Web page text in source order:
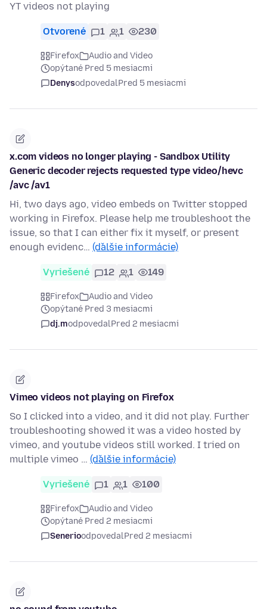
YT videos not playing
Otvorené 1 1 230
Firefox
Audio and Video
opýtané Pred 5 mesiacmi
DenysodpovedalPred 5 mesiacmi
x.com videos no longer playing - Sandbox Utility
Generic decoder rejects requested type video/hevc
/avc /av1
Hi, two days ago, video embeds on Twitter stopped
working in Firefox. Please help me troubleshoot the
issue, so that I can either fix it myself, or present
enough evidenc… (ďalšie informácie)
Vyriešené 12 1 149
Firefox
Audio and Video
opýtané Pred 3 mesiacmi
dj.modpovedalPred 2 mesiacmi
Vimeo videos not playing on Firefox
So I clicked into a video, and it did not play. Further
troubleshooting showed it was a video hosted by
vimeo, and youtube videos still worked. I tried on
multiple vimeo … (ďalšie informácie)
Vyriešené 1 1 100
Firefox
Audio and Video
opýtané Pred 2 mesiacmi
SenerioodpovedalPred 2 mesiacmi